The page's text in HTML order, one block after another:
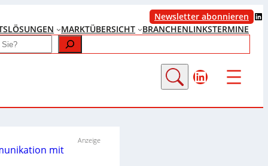
Newsletter abonnieren LinkedIn
LÖSUNGEN MARKTÜBERSICHT BRANCHENLINKSTERMINE
LinkedIn
Anzeige
mit